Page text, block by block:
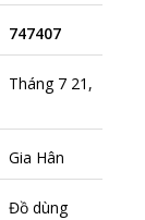
747407
Tháng 7 21,
Gia Hân
Đồ dùng